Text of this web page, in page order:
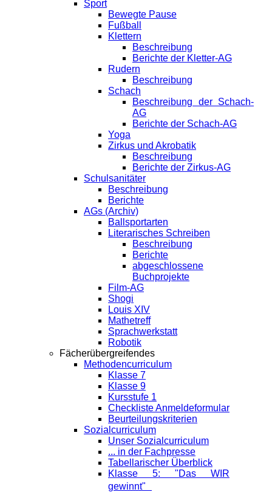
Sport
Bewegte Pause
Fußball
Klettern
Beschreibung
Berichte der Kletter-AG
Rudern
Beschreibung
Schach
Beschreibung der Schach-
AG
Berichte der Schach-AG
Yoga
Zirkus und Akrobatik
Beschreibung
Berichte der Zirkus-AG
Schulsanitäter
Beschreibung
Berichte
AGs (Archiv)
Ballsportarten
Literarisches Schreiben
Beschreibung
Berichte
abgeschlossene
Buchprojekte
Film-AG
Shogi
Louis XIV
Mathetreff
Sprachwerkstatt
Robotik
Fächerübergreifendes
Methodencurriculum
Klasse 7
Klasse 9
Kursstufe 1
Checkliste Anmeldeformular
Beurteilungskriterien
Sozialcurriculum
Unser Sozialcurriculum
... in der Fachpresse
Tabellarischer Überblick
Klasse 5: "Das WIR
gewinnt"